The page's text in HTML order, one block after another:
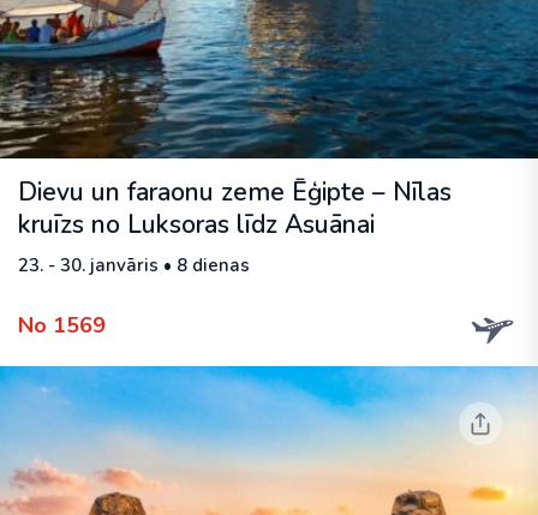
Dievu un faraonu zeme Ēģipte – Nīlas
kruīzs no Luksoras līdz Asuānai
23. - 30. janvāris • 8 dienas
No 1569